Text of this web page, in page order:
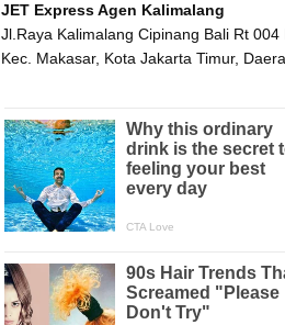
JET Express Agen Kalimalang
Jl.Raya Kalimalang Cipinang Bali Rt
Kec. Makasar, Kota Jakarta Timur,